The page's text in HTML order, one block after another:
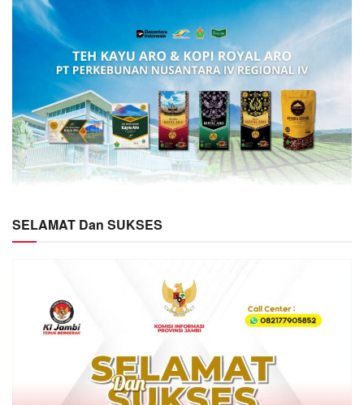
SELAMAT Dan SUKSES